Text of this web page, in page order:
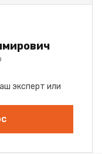
эксперт или